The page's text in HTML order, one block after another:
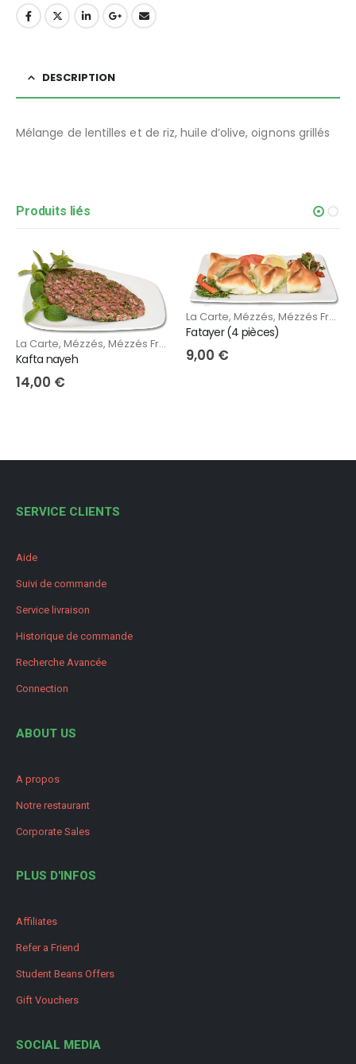
DESCRIPTION
Mélange de lentilles et de riz, huile d’olive, oignons grillés
Produits liés
La Carte, Mézzés, Mézzés Froids
Kafta nayeh
14,00 €
La Carte, Mézzés, Mézzés Froids
Fatayer (4 pièces)
9,00 €
SERVICE CLIENTS
Aide
Suivi de commande
Service livraison
Historique de commande
Recherche Avancée
Connection
ABOUT US
A propos
Notre restaurant
Corporate Sales
PLUS D'INFOS
Affiliates
Refer a Friend
Student Beans Offers
Gift Vouchers
SOCIAL MEDIA